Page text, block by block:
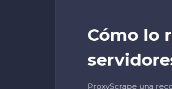
Cómo lo
ProxyScrape una